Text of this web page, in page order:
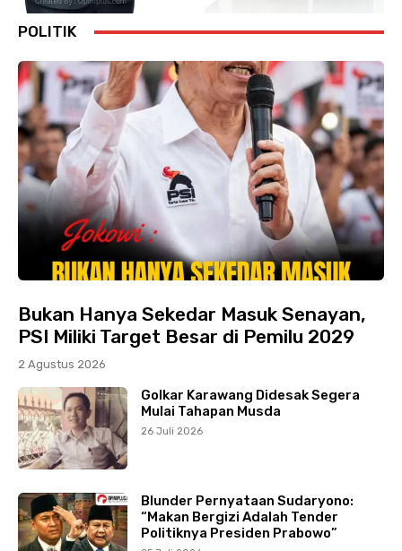
POLITIK
Bukan Hanya Sekedar Masuk Senayan,
PSI Miliki Target Besar di Pemilu 2029
2 Agustus 2026
Golkar Karawang Didesak Segera
Mulai Tahapan Musda
26 Juli 2026
Blunder Pernyataan Sudaryono:
“Makan Bergizi Adalah Tender
Politiknya Presiden Prabowo”